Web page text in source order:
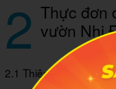
2 Thực đơn
vườn Nhị
2.1 Thiên đường các